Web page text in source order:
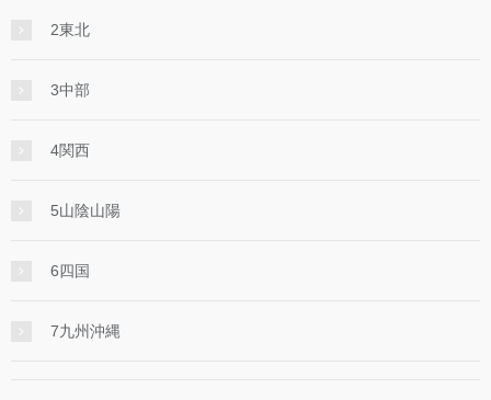
2東北
3中部
4関西
5山陰山陽
6四国
7九州沖縄